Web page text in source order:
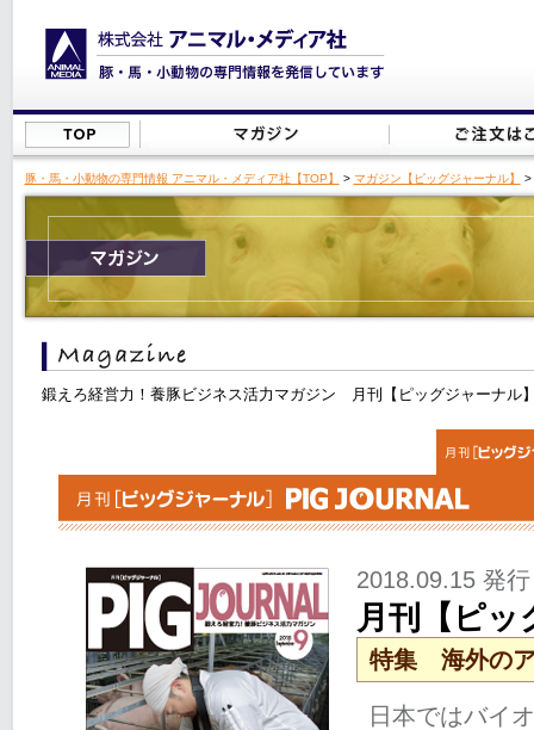
豚・馬・小動物の専門情報 アニマル・メディア社【TOP】 > マガジン【ピッグジャーナル】 >
鍛えろ経営力！養豚ビジネス活力マガジン 月刊【ピッグジャーナル
2018.09.15 発行
月刊【ピッ
特集 海外のア
日本ではバイ